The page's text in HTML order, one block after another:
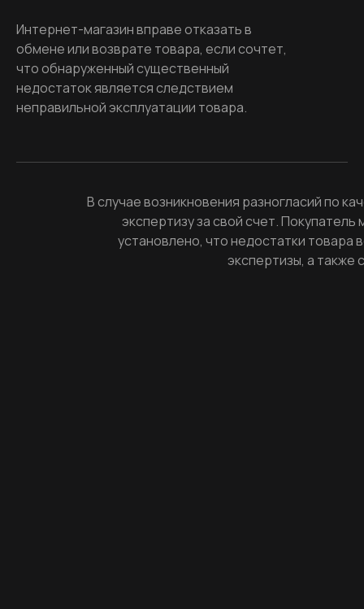
Интернет-магазин вправе отказать в
обмене или возврате товара, если сочтет,
что обнаруженный существенный
недостаток является следствием
неправильной эксплуатации товара.
В случае возникновения разногласий по
экспертизу за свой счет.
установлено, что недостатки товара
экспертизы, а также